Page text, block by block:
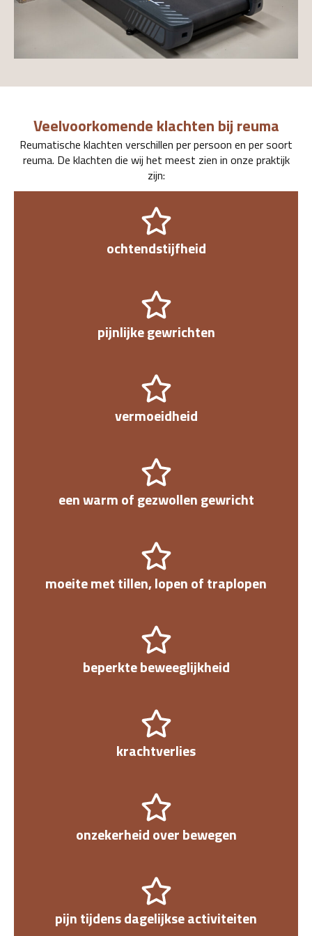
Veelvoorkomende klachten bij reuma
Reumatische klachten verschillen per persoon en per soort
reuma. De klachten die wij het meest zien in onze praktijk
zijn:
ochtendstijfheid
pijnlijke gewrichten
vermoeidheid
een warm of gezwollen gewricht
moeite met tillen, lopen of traplopen
beperkte beweeglijkheid
krachtverlies
onzekerheid over bewegen
pijn tijdens dagelijkse activiteiten